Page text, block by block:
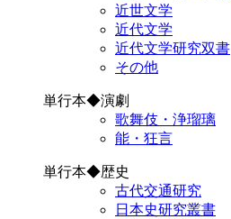
近世文学
近代文学
近代文学研究双書
その他
単行本◆演劇
歌舞伎・浄瑠璃
能・狂言
単行本◆歴史
古代交通研究
日本史研究叢書